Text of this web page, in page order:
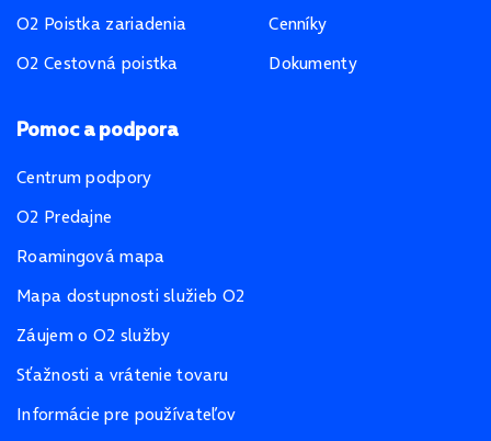
O2 Poistka zariadenia
O2 Cestovná poistka
Cenníky
Dokumenty
Pomoc a podpora
Centrum podpory
O2 Predajne
Roamingová mapa
Mapa dostupnosti služieb O2
Záujem o O2 služby
Sťažnosti a vrátenie tovaru
Informácie pre používateľov